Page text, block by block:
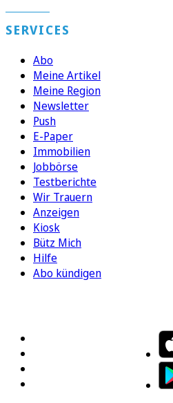
SERVICES
Abo
Meine Artikel
Meine Region
Newsletter
Push
E-Paper
Immobilien
Jobbörse
Testberichte
Wir Trauern
Anzeigen
Kiosk
Bütz Mich
Hilfe
Abo kündigen